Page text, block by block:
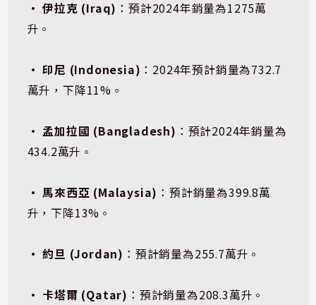
• 伊拉克 (Iraq) ：預計2024年銷量為1275萬
升。
• 印尼 (Indonesia) ：2024年預計銷量為732.7
萬升，下降11%。
• 孟加拉國 (Bangladesh) ：預計2024年銷量為
434.2萬升。
• 馬來西亞 (Malaysia) ：預計銷量為399.8萬
升，下降13%。
• 約旦 (Jordan) ：預計銷量為255.7萬升。
• 卡塔爾 (Qatar) ：預計銷量為208.3萬升。